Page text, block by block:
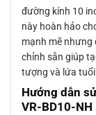
đường kính 10
này hoàn hảo
mạnh mẽ nhưng
chỉnh sẵn giúp
tượng và lứa
Hướng dẫn
VR-BD10-NH